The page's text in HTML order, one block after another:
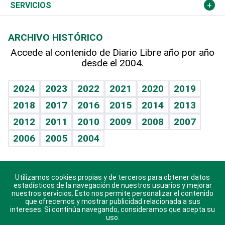
Resto del mundo
Economía personal
Podcast Arte Libre
Hablando con el pediatra
Vida y familia
Eñe
Celebrando la vida
Sin complejos
En pocas palabras
Escuchando al corazón
Economía Personal
Más deportes
Línea de hit
TBT Deportivo
Columnistas
Cambio climático
Opinión
Hecho en casa
Guía del dinero
SERVICIOS
Cumpleaños
Horóscopos
Crucigramas
ARCHIVO HISTÓRICO
Accede al contenido de Diario Libre año por año
desde el 2004.
2024 2023 2022 2021 2020
2019
2018
2017 2016 2015 2014
2013
2012
2011 2010 2009 2008
2007
2006
2005 2004
Descarga nuestras aplicaciones para Android, iOS y
sistema Huawei.
Utilizamos cookies propias y de terceros para obtener datos
estadísticos de la navegación de nuestros usuarios y mejorar
nuestros servicios. Esto nos permite personalizar el contenido
que ofrecemos y mostrar publicidad relacionada a sus
intereses. Si continúa navegando, consideramos que acepta su
uso.